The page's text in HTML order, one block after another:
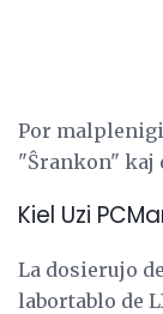
Por
"Ŝrankon" kaj
Kiel Uzi
La dosierujo
labortablo de